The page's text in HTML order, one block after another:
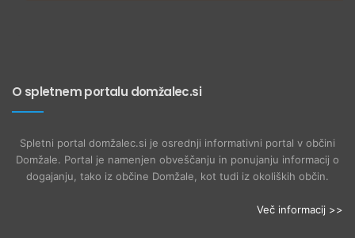
O spletnem portalu domžalec.si
Spletni portal domžalec.si je osrednji informativni portal v občini
Domžale. Portal je namenjen obveščanju in ponujanju informacij o
dogajanju, tako iz občine Domžale, kot tudi iz okoliških občin.
Več informacij >>